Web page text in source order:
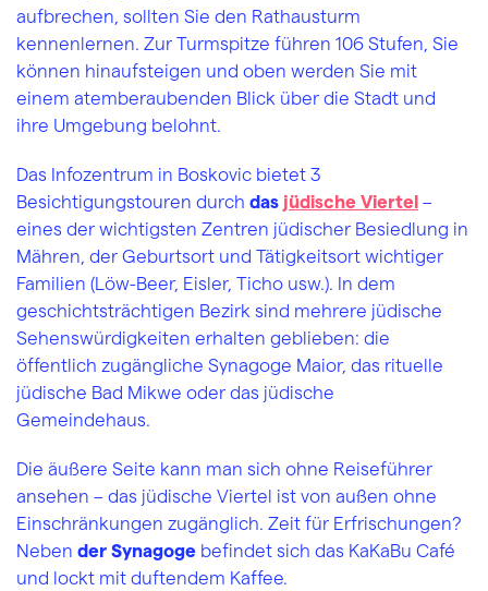
aufbrechen, sollten Sie den Rathausturm
kennenlernen. Zur Turmspitze führen 106 Stufen, Sie
können hinaufsteigen und oben werden Sie mit
einem atemberaubenden Blick über die Stadt und
ihre Umgebung belohnt.
Das Infozentrum in Boskovic bietet 3
Besichtigungstouren durch das jüdische Viertel –
eines der wichtigsten Zentren jüdischer Besiedlung in
Mähren, der Geburtsort und Tätigkeitsort wichtiger
Familien (Löw-Beer, Eisler, Ticho usw.). In dem
geschichtsträchtigen Bezirk sind mehrere jüdische
Sehenswürdigkeiten erhalten geblieben: die
öffentlich zugängliche Synagoge Maior, das rituelle
jüdische Bad Mikwe oder das jüdische
Gemeindehaus.
Die äußere Seite kann man sich ohne Reiseführer
ansehen – das jüdische Viertel ist von außen ohne
Einschränkungen zugänglich. Zeit für Erfrischungen?
Neben der Synagoge befindet sich das KaKaBu Café
und lockt mit duftendem Kaffee.